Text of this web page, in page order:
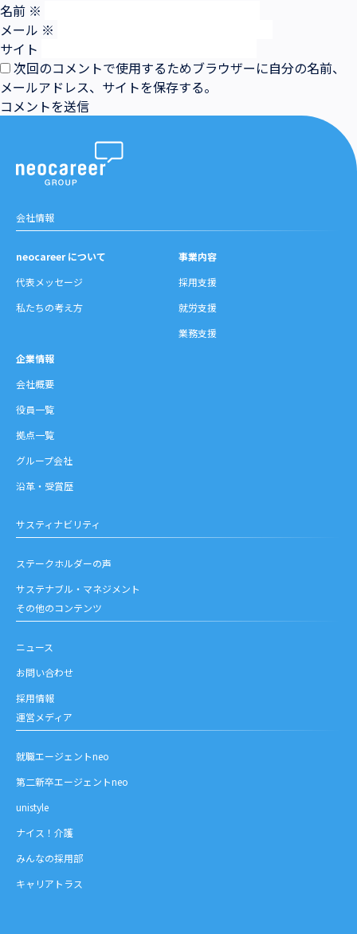
名前 ※
メール ※
サイト
次回のコメントで使用するためブラウザーに自分の名前、
メールアドレス、サイトを保存する。
会社情報
neocareer について
代表メッセージ
私たちの考え方
事業内容
採用支援
就労支援
業務支援
企業情報
会社概要
役員一覧
拠点一覧
グループ会社
沿革・受賞歴
サスティナビリティ
ステークホルダーの声
サステナブル・マネジメント
その他のコンテンツ
ニュース
お問い合わせ
採用情報
運営メディア
就職エージェントneo
第二新卒エージェントneo
unistyle
ナイス！介護
みんなの採用部
キャリアトラス